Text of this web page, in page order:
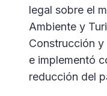
legal sobre el
Ambiente y
Construcción
e implementó
reducción del